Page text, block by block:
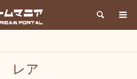
検索
レア